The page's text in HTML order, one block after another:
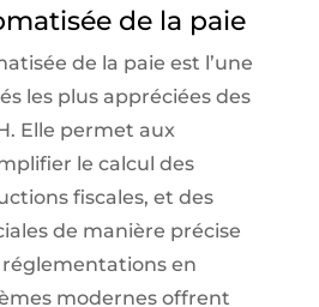
de la paie
de la paie est l’une
les plus appréciées des
Elle permet aux
le calcul des
fiscales, et des
de manière précise
en
modernes offrent